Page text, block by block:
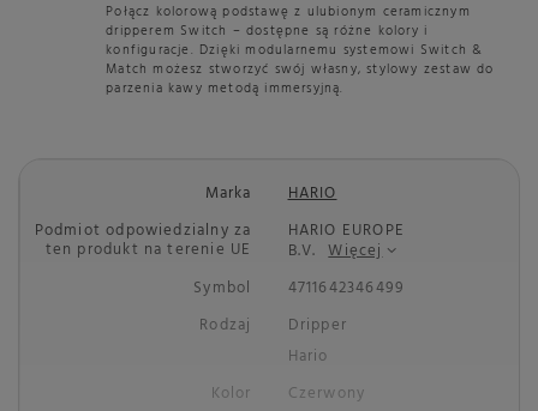
Połącz kolorową podstawę z ulubionym ceramicznym
dripperem Switch – dostępne są różne kolory i
konfiguracje. Dzięki modularnemu systemowi Switch &
Match możesz stworzyć swój własny, stylowy zestaw do
parzenia kawy metodą immersyjną.
Marka
HARIO
Podmiot odpowiedzialny za
ten produkt na terenie UE
HARIO EUROPE
B.V. Więcej
Symbol
4711642346499
Rodzaj
Dripper
Hario
Kolor
Czerwony